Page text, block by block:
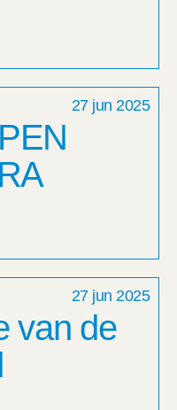
27 jun 2025
27 jun 2025
van de